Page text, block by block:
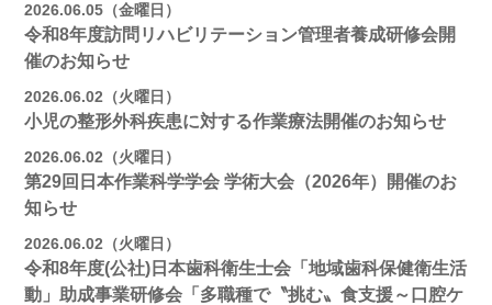
2026.06.05（金曜日）
令和8年度訪問リハビリテーション管理者養成研修会開
催のお知らせ
2026.06.02（火曜日）
小児の整形外科疾患に対する作業療法開催のお知らせ
2026.06.02（火曜日）
第29回日本作業科学学会 学術大会（2026年）開催のお
知らせ
2026.06.02（火曜日）
令和8年度(公社)日本歯科衛生士会「地域歯科保健衛生活
動」助成事業研修会「多職種で〝挑む〟食支援～口腔ケ